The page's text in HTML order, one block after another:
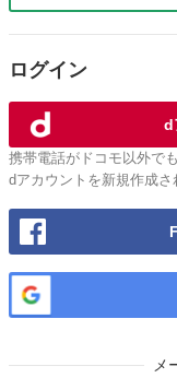
ログイン
d
携帯電話がドコモ以外で
dアカウントを新規作成さ
メ